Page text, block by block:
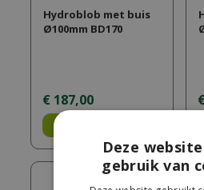
Hydroblob met buis
Ø100mm BD170
€ 187,00 €
Deze
gebruik van